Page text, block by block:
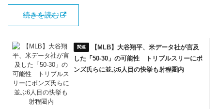
続きを読む
【MLB】大谷翔平、米データ社が言及
した「50-30」の可能性 トリプルスリーにボ
ンズ氏らに並ぶ6人目の快挙も射程圏内